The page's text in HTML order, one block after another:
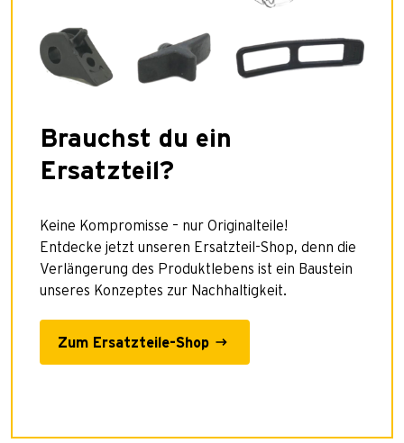
Brauchst du ein
Ersatzteil?
Keine Kompromisse – nur Originalteile!
Entdecke jetzt unseren Ersatzteil-Shop, denn die
Verlängerung des Produktlebens ist ein Baustein
unseres Konzeptes zur Nachhaltigkeit.
Zum Ersatzteile-Shop